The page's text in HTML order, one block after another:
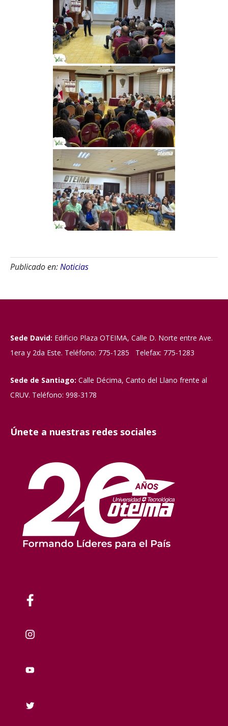
Publicado en:Noticias
Sede David: Edificio Plaza OTEIMA, Calle D. Norte entre Ave.
1era y 2da Este. Teléfono: 775-1285 Telefax: 775-1283
Sede de Santiago: Calle Décima, Canto del Llano frente al
CRUV. Teléfono: 998-3178
Únete a nuestras redes sociales